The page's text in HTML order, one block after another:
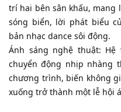
trí hai bên sân khấu, mang
sóng biển, lời phát biểu
bản nhạc dance sôi động.
​Ánh sáng nghệ thuật: Hệ
chuyển động nhịp nhàng
chương trình, biến không
xuống trở thành một lễ hội